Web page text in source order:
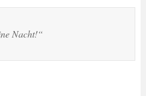
Nacht!“